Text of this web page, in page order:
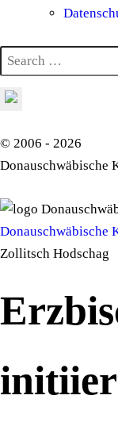
© 2006 - 2026
Donauschwäbische
Donauschwäbische
Zollitsch Hodschag